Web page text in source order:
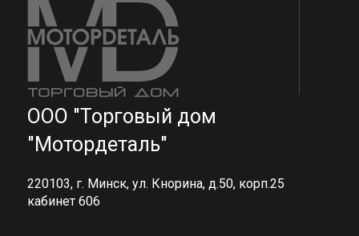
ООО "Торговый дом
"Мотордеталь"
220103, г. Минск, ул. Кнорина, д.50, корп.25
кабинет 606